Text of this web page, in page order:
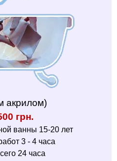
акрилом)
грн.
ванны 15-20 лет
3 - 4 часа
24 часа